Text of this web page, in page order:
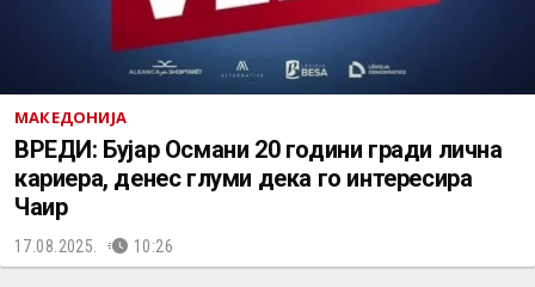
МАКЕДОНИЈА
ВРЕДИ: Бујар Османи 20 години гради лична
кариера, денес глуми дека го интересира
Чаир
17.08.2025. 10:26